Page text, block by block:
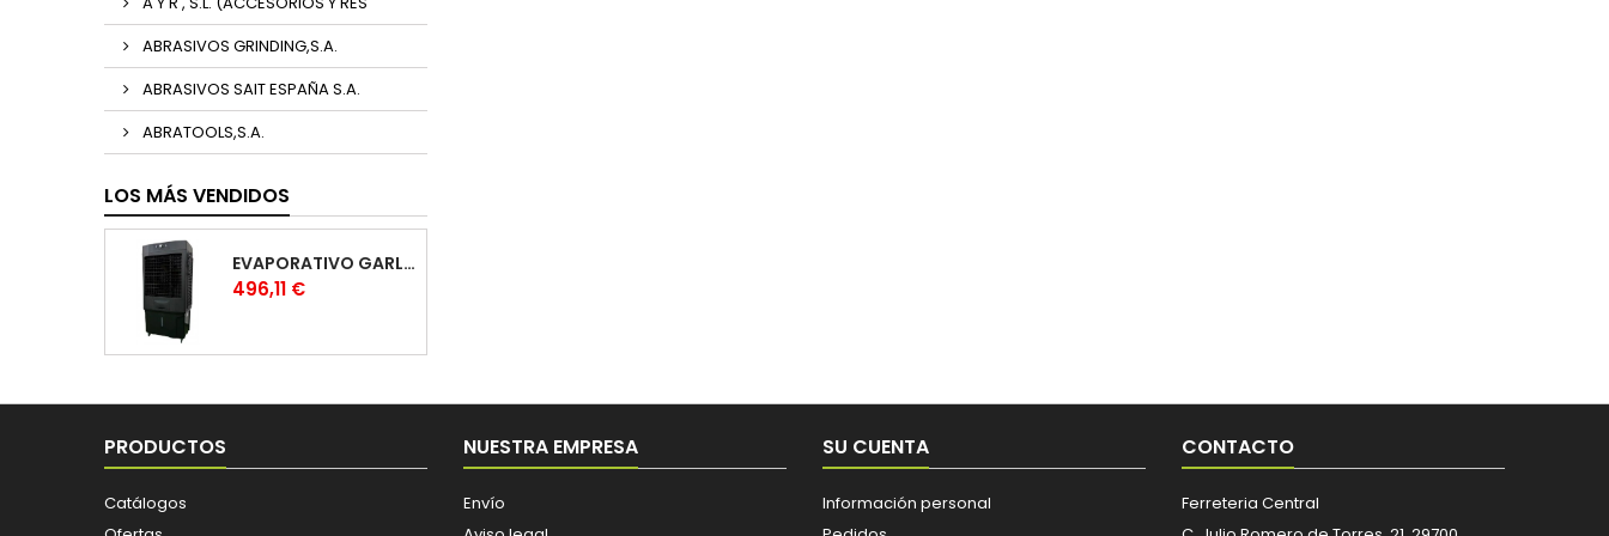
ABRASIVOS GRINDING,S.A.
ABRASIVOS SAIT ESPAÑA S.A.
ABRATOOLS,S.A.
LOS MÁS VENDIDOS
EVAPORATIVO GARLAND COOL 1530
Precio
496,11 €
PRODUCTOS
Catálogos
NUESTRA EMPRESA
Envío
SU CUENTA
Información personal
CONTACTO
Ferreteria Central